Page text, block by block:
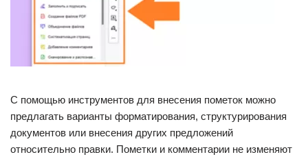
С помощью инструментов для внесения пометок можно
предлагать варианты форматирования, структурирования
документов или внесения других предложений
относительно правки. Пометки и комментарии не изменяют